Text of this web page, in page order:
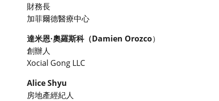
財務長
加菲爾德醫療中心
達米恩·奧羅斯科（Damien Orozco）
創辦人
Xocial Gong LLC
Alice Shyu
房地產經紀人